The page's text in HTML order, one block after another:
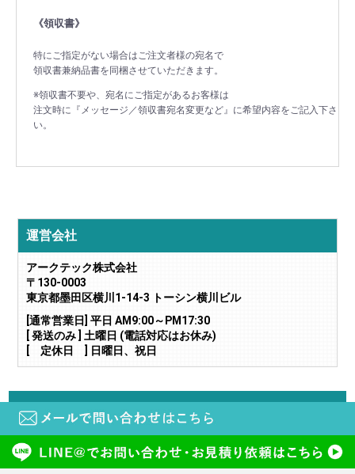
《領収書》
特にご指定がない場合はご注文者様の宛名で
領収書兼納品書を同梱させていただきます。
※領収書不要や、宛名にご指定があるお客様は
注文時に『メッセージ／領収書宛名変更など』に希望内容をご記入下さ
い。
運営会社
アークテック株式会社
〒130-0003
東京都墨田区横川1-14-3 トーシン横川ビル
[通常営業日] 平日 AM9:00～PM17:30
[ 発送のみ ] 土曜日 (電話対応はお休み)
[ 定休日 ] 日曜日、祝日
copyright (c) 鍵と電気錠の通販サイトkeyDEPO. all rights reserved.